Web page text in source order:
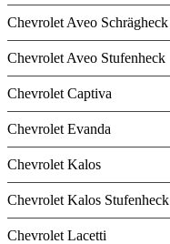
Chevrolet Aveo Schrägheck
Chevrolet Aveo Stufenheck
Chevrolet Captiva
Chevrolet Evanda
Chevrolet Kalos
Chevrolet Kalos Stufenheck
Chevrolet Lacetti